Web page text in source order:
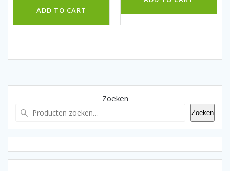
ADD TO CART
Zoeken
Zoeken